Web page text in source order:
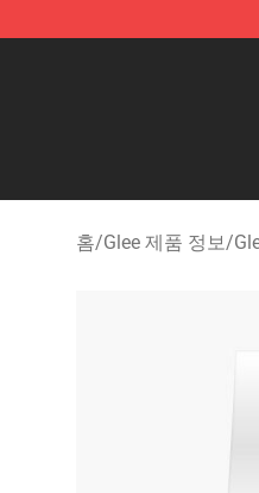
Glee Store - Official
홈/Glee 제품 정보/